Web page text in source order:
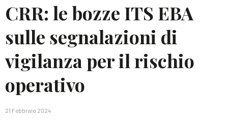
CRR: le bozze ITS EBA
sulle segnalazioni di
vigilanza per il rischio
operativo
21 Febbraio 2024